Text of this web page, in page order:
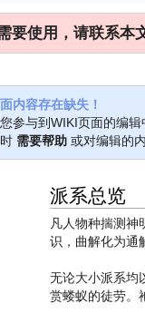
要使用，请联系本
内容存在缺失！
参与到WIKI页面的编
需要帮助 或对编辑的
派系总览
凡人物种揣测
识，曲解化为通
无论大小派系均
赏蝼蚁的徒劳。